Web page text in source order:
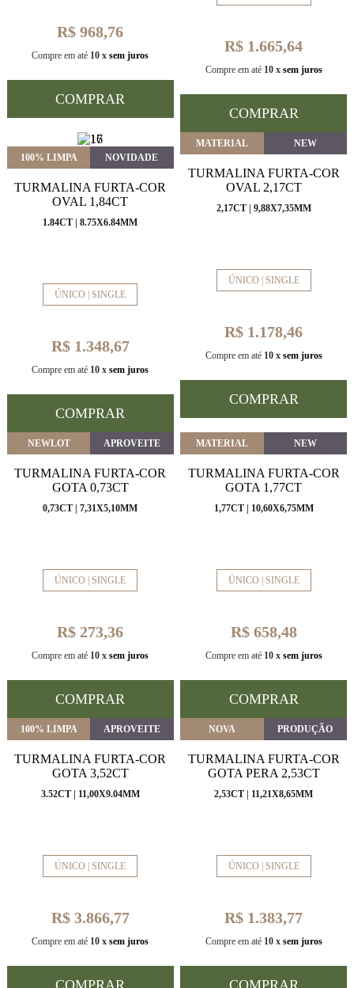
R$ 968,76
Compre em até 10 x sem juros
COMPRAR
R$ 1.665,64
Compre em até 10 x sem juros
COMPRAR
100% LIMPA NOVIDADE
TURMALINA FURTA-COR
OVAL 1,84CT
1.84CT | 8.75X6.84MM
ÚNICO | SINGLE
R$ 1.348,67
Compre em até 10 x sem juros
COMPRAR
MATERIAL NEW
TURMALINA FURTA-COR
OVAL 2,17CT
2,17CT | 9,88X7,35MM
ÚNICO | SINGLE
R$ 1.178,46
Compre em até 10 x sem juros
COMPRAR
NEWLOT APROVEITE
TURMALINA FURTA-COR
GOTA 0,73CT
0,73CT | 7,31X5,10MM
ÚNICO | SINGLE
R$ 273,36
Compre em até 10 x sem juros
COMPRAR
MATERIAL NEW
TURMALINA FURTA-COR
GOTA 1,77CT
1,77CT | 10,60X6,75MM
ÚNICO | SINGLE
R$ 658,48
Compre em até 10 x sem juros
COMPRAR
100% LIMPA APROVEITE
TURMALINA FURTA-COR
GOTA 3,52CT
3.52CT | 11,00X9.04MM
ÚNICO | SINGLE
R$ 3.866,77
Compre em até 10 x sem juros
COMPRAR
NOVA PRODUÇÃO
TURMALINA FURTA-COR
GOTA PERA 2,53CT
2,53CT | 11,21X8,65MM
ÚNICO | SINGLE
R$ 1.383,77
Compre em até 10 x sem juros
COMPRAR